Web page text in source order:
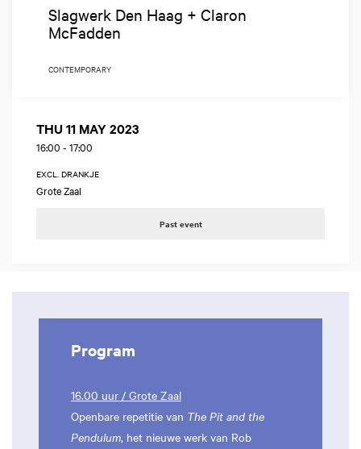
Slagwerk Den Haag + Claron
McFadden
CONTEMPORARY
THU 11 MAY 2023
16:00 - 17:00
EXCL. DRANKJE
Grote Zaal
Past event
Program
16.00 uur / Grote Zaal
Openbare repetitie van The Pit and the
Pendulum, het nieuwe werk van Rob